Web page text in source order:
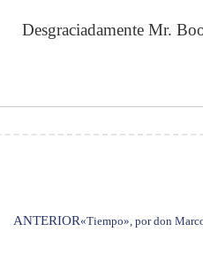
Desgraciadamente Mr.
ANTERIOR«Tiempo», por don